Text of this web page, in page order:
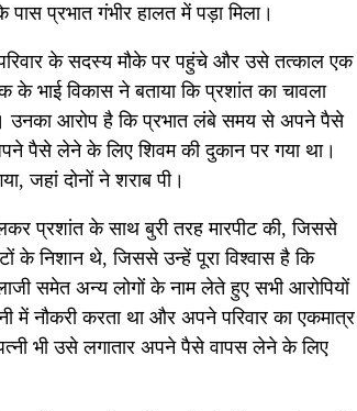
प्रभात गंभीर हालत में पड़ा मिला।
के सदस्य मौके पर पहुंचे और उसे तत्काल एक
भाई विकास ने बताया कि प्रशांत का चावला
उनका आरोप है कि प्रभात लंबे समय से अपने पैसे
पैसे लेने के लिए शिवम की दुकान पर गया था।
जहां दोनों ने शराब पी।
प्रशांत के साथ बुरी तरह मारपीट की, जिससे
के निशान थे, जिससे उन्हें पूरा विश्वास है कि
समेत अन्य लोगों के नाम लेते हुए सभी आरोपियों
में नौकरी करता था और अपने परिवार का एकमात्र
भी उसे लगातार अपने पैसे वापस लेने के लिए